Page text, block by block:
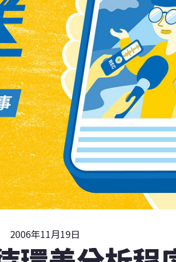
2006年11月19日